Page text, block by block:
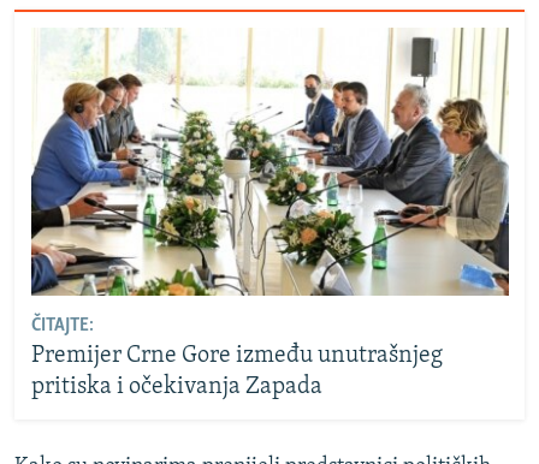
ČITAJTE:
Premijer Crne Gore između unutrašnjeg
pritiska i očekivanja Zapada